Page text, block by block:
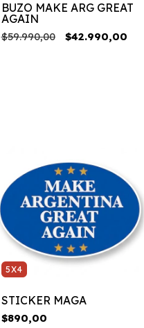
BUZO MAKE ARG GREAT
AGAIN
$59.990,00 $42.990,00
5X4
STICKER MAGA
$890,00